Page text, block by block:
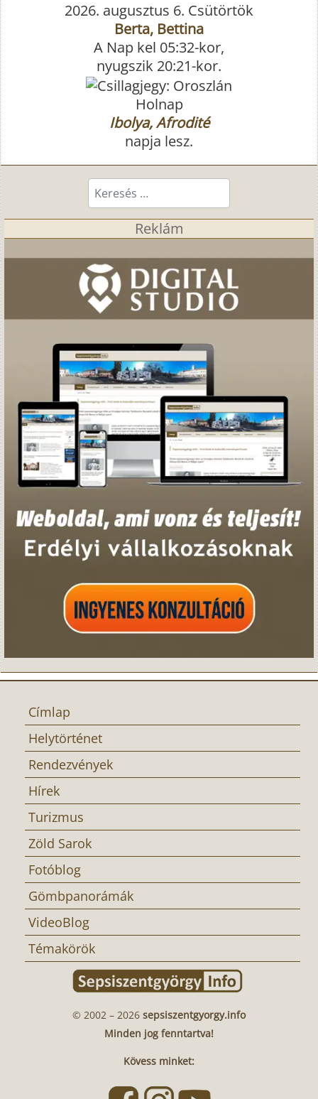
2026. augusztus 6. Csütörtök
Berta, Bettina
A Nap kel 05:32-kor,
nyugszik 20:21-kor.
Holnap
Ibolya, Afrodité
napja lesz.
Keresés...
Reklám
Címlap
Helytörténet
Rendezvények
Hírek
Turizmus
Zöld Sarok
Fotóblog
Gömbpanorámák
VideoBlog
Témakörök
© 2002 – 2026 sepsiszentgyorgy.info
Minden jog fenntartva!
Kövess minket: